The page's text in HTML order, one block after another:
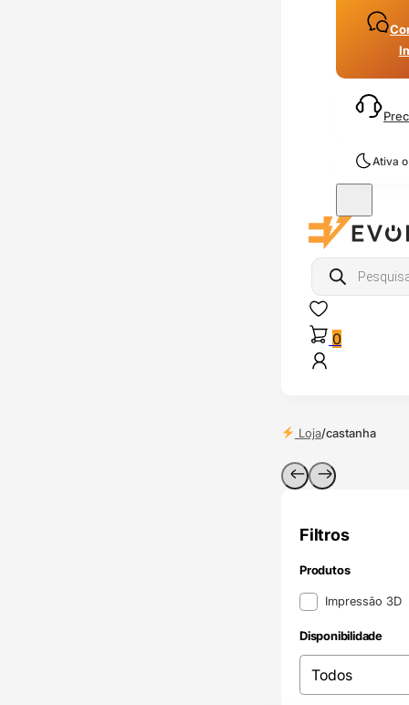
Ativa
Products
search
0
Loja/castanha
Filtros
Produtos
ProdutosImpressão 3D
Disponibilidade
Disponibilidade
Disponibilidade